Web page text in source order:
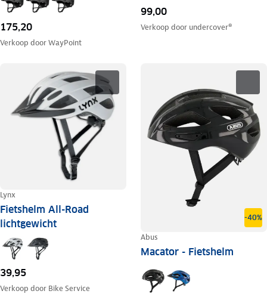
175,20
Verkoop doorWayPoint
99,00
Verkoop door undercover®
Lynx
Fietshelm All-Road
lichtgewicht
39,95
Verkoop door Bike Service
-40%
Abus
Macator - Fietshelm